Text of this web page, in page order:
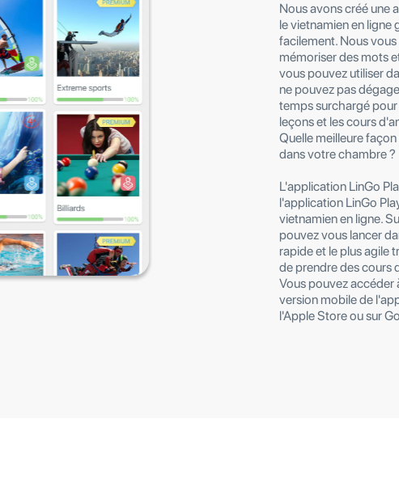
Nous avons créé une
le vietnamien en
facilement. Nous
mémoriser des mots
vous pouvez utiliser
ne pouvez pas
temps surchargé
leçons et les cours
Quelle meilleure
dans votre chambre ?
L'application LinGo
l'application LinGo
vietnamien en ligne.
pouvez vous lancer
rapide et le plus agile
de prendre des cours
Vous pouvez accéder
version mobile de
l'Apple Store ou sur